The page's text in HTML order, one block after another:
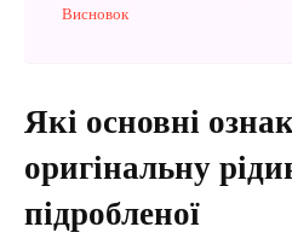
Висновок
Які основні
оригінальну
підробленої